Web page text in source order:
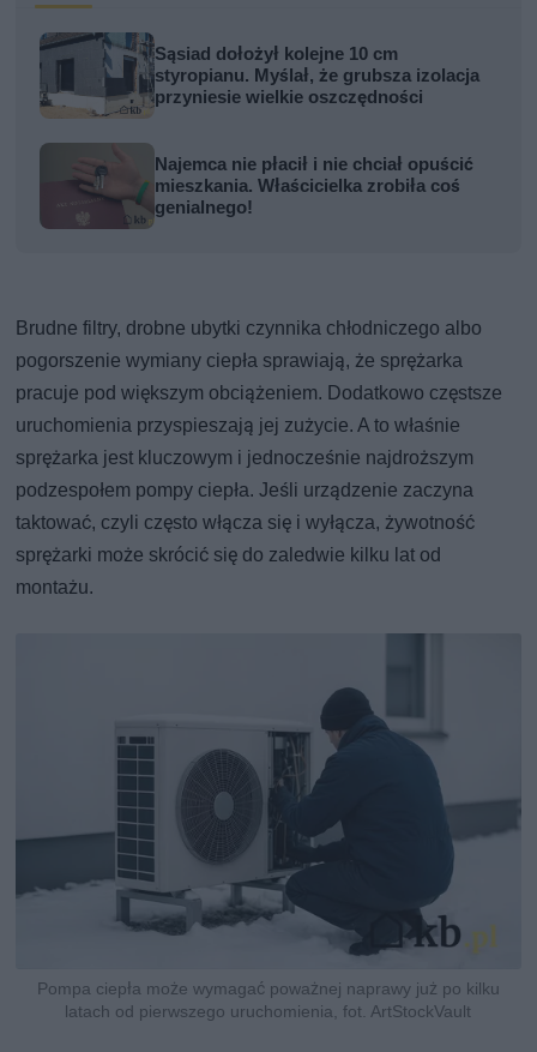
Sąsiad dołożył kolejne 10 cm
styropianu. Myślał, że grubsza izolacja
przyniesie wielkie oszczędności
Najemca nie płacił i nie chciał opuścić
mieszkania. Właścicielka zrobiła coś
genialnego!
Brudne filtry, drobne ubytki czynnika chłodniczego albo
pogorszenie wymiany ciepła sprawiają, że sprężarka
pracuje pod większym obciążeniem. Dodatkowo częstsze
uruchomienia przyspieszają jej zużycie. A to właśnie
sprężarka jest kluczowym i jednocześnie najdroższym
podzespołem pompy ciepła. Jeśli urządzenie zaczyna
taktować, czyli często włącza się i wyłącza, żywotność
sprężarki może skrócić się do zaledwie kilku lat od
montażu.
Pompa ciepła może wymagać poważnej naprawy już po kilku
latach od pierwszego uruchomienia, fot. ArtStockVault